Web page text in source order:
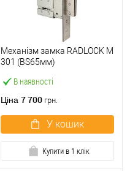
В наявності
Механізм замка RADLOCK M
301 (BS65мм)
Ціна 7 700 грн.
У кошик
Купити в 1 клік